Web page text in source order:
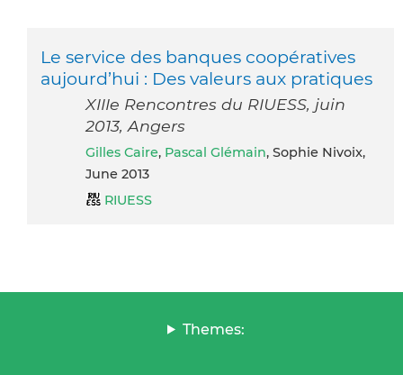
Le service des banques coopératives
aujourd’hui : Des valeurs aux pratiques
XIIIe Rencontres du RIUESS, juin
2013, Angers
Gilles Caire, Pascal Glémain, Sophie Nivoix,
June 2013
RIUESS
Themes: